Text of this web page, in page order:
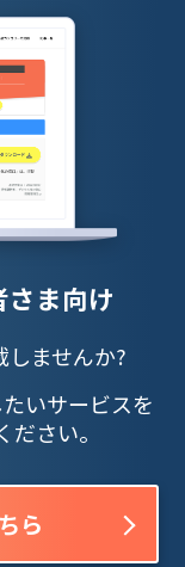
ま向け
ませんか?
いサービスを
さい。
ら